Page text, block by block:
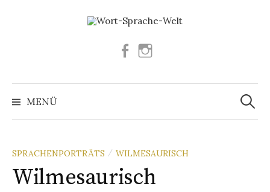
Facebook
MENÜ
Suchen
nach:
SPRACHENPORTRÄTS / WILMESAURISCH
Wilmesaurisch